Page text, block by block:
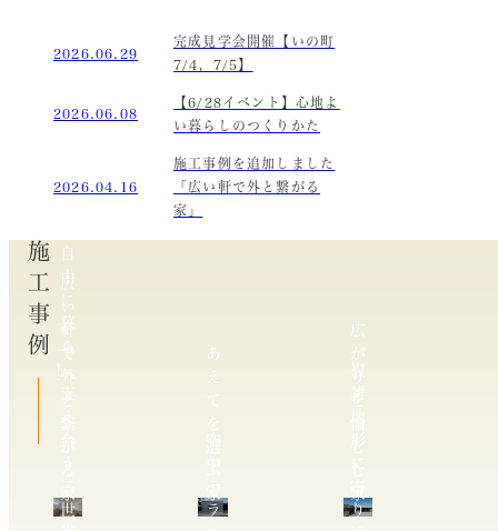
2026.06.29
完成見学会開催【いの町
7/4，7/5】
2026.06.08
【6/28イベント】心地よ
い暮らしのつくりかた
2026.04.16
施工事例を追加しました
「広い軒で外と繋がる
家」
施工事例
広
い
軒
で
外
と
繋
が
る
あ
え
て
を
選
広
が
り
を
愉
し
自
由
に
暮
ら
し、
支
え
合
う
世
空
ラ
複
雑
地
形
り